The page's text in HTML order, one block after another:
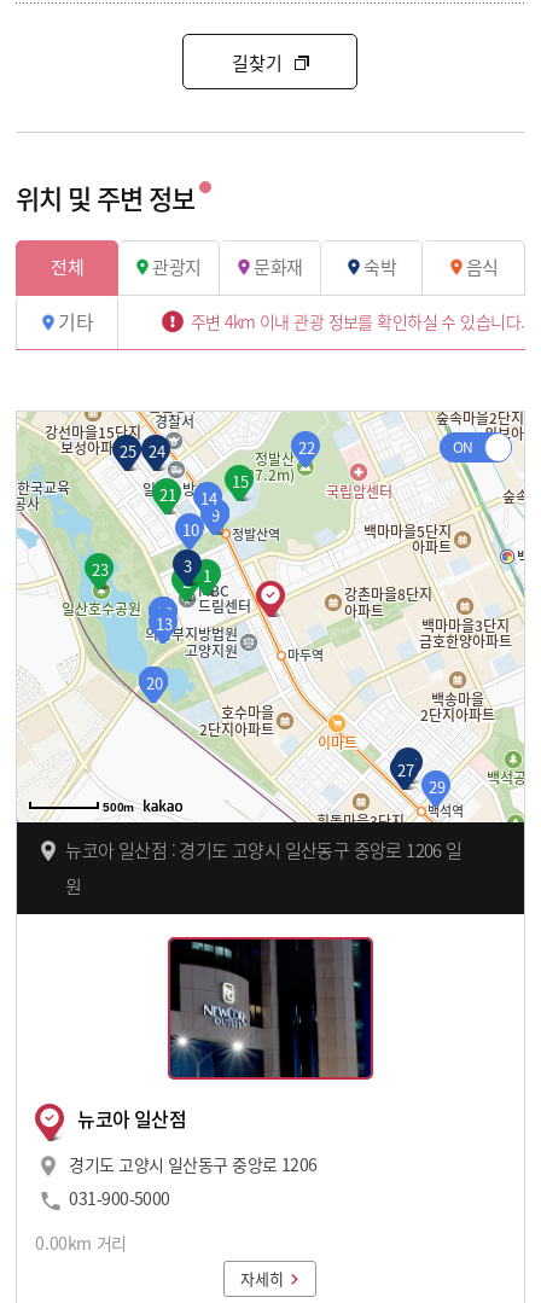
길찾기
위치 및 주변 정보
전체 관광지 문화재 숙박 음식
기타 주변 4km 이내 관광 정보를 확인하실 수 있습니다.
1
2
3
4
5
6
7
8
9
10
11
12
13
14
15
16
17
18
19
20
21
22
23
24
25
26
27
29
500m
뉴코아 일산점 : 경기도 고양시 일산동구 중앙로 1206 일
원
뉴코아 일산점
경기도 고양시 일산동구 중앙로 1206
031-900-5000
0.00km 거리
자세히